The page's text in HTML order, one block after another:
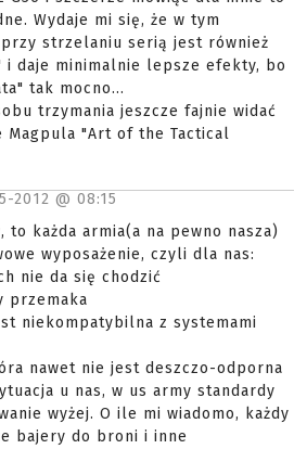
Wydaje mi się, że w tym
przy strzelaniu serią jest również
i daje minimalnie lepsze efekty, bo
tak mocno...
trzymania jeszcze fajnie widać
"Art of the Tactical
2012 @ 08:15
to każda armia(a na pewno nasza)
wyposażenie, czyli dla nas:
nie da się chodzić
przemaka
niekompatybilna z systemami
nawet nie jest deszczo-odporna
u nas, w us army standardy
wyżej. O ile mi wiadomo, każdy
bajery do broni i inne